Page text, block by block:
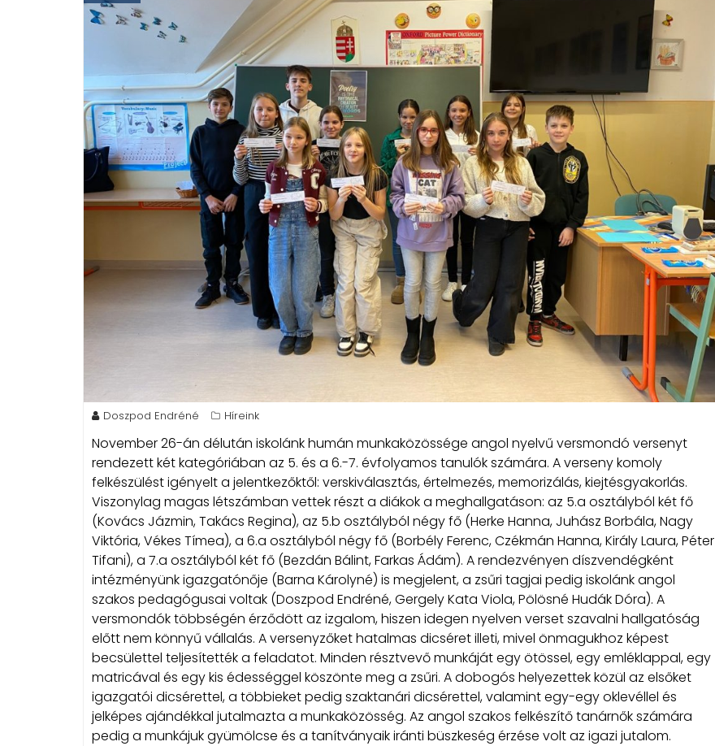
Doszpod Endréné Híreink
November 26-án délután iskolánk humán munkaközössége angol nyelvű versmondó versenyt
rendezett két kategóriában az 5. és a 6.-7. évfolyamos tanulók számára. A verseny komoly
felkészülést igényelt a jelentkezőktől: verskiválasztás, értelmezés, memorizálás, kiejtésgyakorlás.
Viszonylag magas létszámban vettek részt a diákok a meghallgatáson: az 5.a osztályból két fő
(Kovács Jázmin, Takács Regina), az 5.b osztályból négy fő (Herke Hanna, Juhász Borbála, Nagy
Viktória, Vékes Tímea), a 6.a osztályból négy fő (Borbély Ferenc, Czékmán Hanna, Király Laura, Péter
Tifani), a 7.a osztályból két fő (Bezdán Bálint, Farkas Ádám). A rendezvényen díszvendégként
intézményünk igazgatónője (Barna Károlyné) is megjelent, a zsűri tagjai pedig iskolánk angol
szakos pedagógusai voltak (Doszpod Endréné, Gergely Kata Viola, Pölösné Hudák Dóra). A
versmondók többségén érződött az izgalom, hiszen idegen nyelven verset szavalni hallgatóság
előtt nem könnyű vállalás. A versenyzőket hatalmas dicséret illeti, mivel önmagukhoz képest
becsülettel teljesítették a feladatot. Minden résztvevő munkáját egy ötössel, egy emléklappal, egy
matricával és egy kis édességgel köszönte meg a zsűri. A dobogós helyezettek közül az elsőket
igazgatói dicsérettel, a többieket pedig szaktanári dicsérettel, valamint egy-egy oklevéllel és
jelképes ajándékkal jutalmazta a munkaközösség. Az angol szakos felkészítő tanárnők számára
pedig a munkájuk gyümölcse és a tanítványaik iránti büszkeség érzése volt az igazi jutalom.